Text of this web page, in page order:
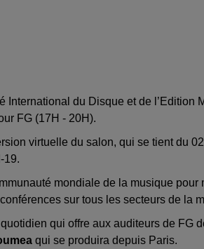
International du Disque et de l’Edition
FG (17H - 20H).
virtuelle du salon, qui se tient du
19.
mondiale de la musique pour
sur tous les secteurs de la
qui offre aux auditeurs de FG
qui se produira depuis Paris.